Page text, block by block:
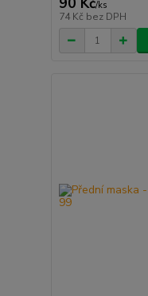
/ks
74 Kč bez DPH